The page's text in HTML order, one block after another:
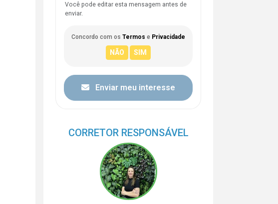
Você pode editar esta mensagem antes de
enviar.
Concordo com os Termos e Privacidade
Enviar meu interesse
CORRETOR RESPONSÁVEL